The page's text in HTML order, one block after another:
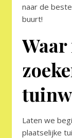
naar de
buurt!
Laten we
plaatselijke